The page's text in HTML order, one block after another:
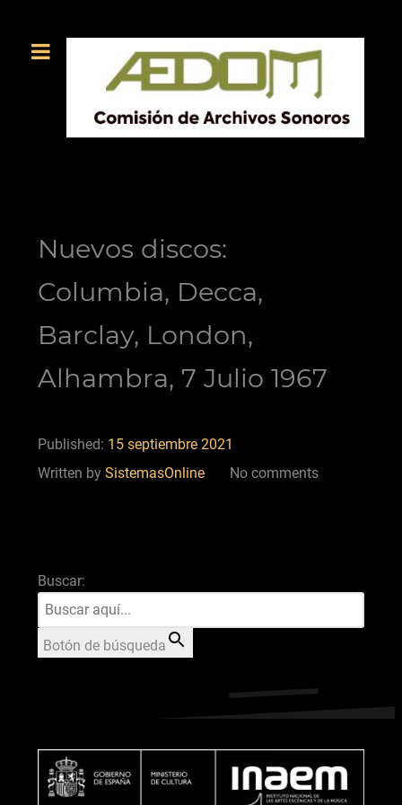
Nuevos discos:
Columbia, Decca,
Barclay, London,
Alhambra, 7 Julio 1967
Published: 15 septiembre 2021
Written by SistemasOnline No comments
Buscar:
Botón de búsqueda